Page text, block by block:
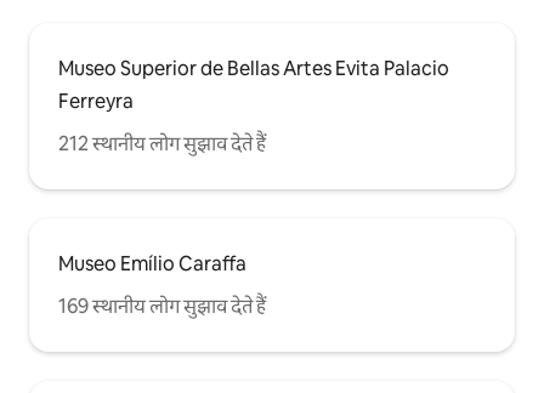
Museo Superior de Bellas Artes Evita Palacio
Ferreyra
212 स्थानीय लोग सुझाव देते हैं
Museo Emílio Caraffa
169 स्थानीय लोग सुझाव देते हैं